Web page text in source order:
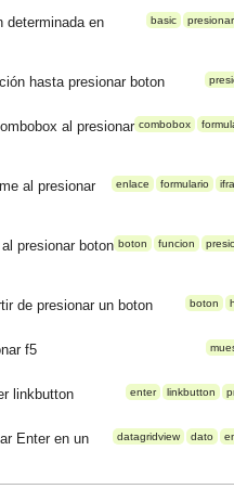
basic presionar
determinada en
hasta presionar boton
combobox
al presionar
enlace formulario
al presionar
boton funcion
presionar boton
boton
de presionar un boton
f5
enter linkbutton
linkbutton
datagridview dato
Enter en un